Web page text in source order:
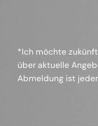
*Ich möchte
über aktuelle
Abmeldung ist